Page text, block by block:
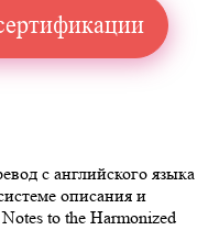
с английского языка
описания и
to the Harmonized